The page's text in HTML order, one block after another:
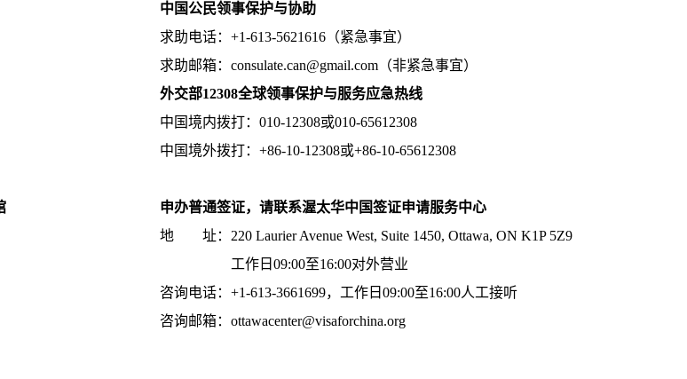
中国公民领事保护与协助
求助电话：+1-613-5621616（紧急事宜）
求助邮箱：consulate.can@gmail.com（非紧急事宜）
外交部12308全球领事保护与服务应急热线
中国境内拨打：010-12308或010-65612308
中国境外拨打：+86-10-12308或+86-10-65612308
申办普通签证，请联系渥太华中国签证申请服务中心
地 址：220 Laurier Avenue West, Suite 1450, Ottawa, ON K1P 5Z9
工作日09:00至16:00对外营业
咨询电话：+1-613-3661699，工作日09:00至16:00人工接听
咨询邮箱：ottawacenter@visaforchina.org